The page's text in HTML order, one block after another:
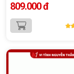
809.000 đ